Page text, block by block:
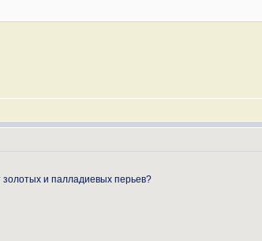
золотых и палладиевых перьев?